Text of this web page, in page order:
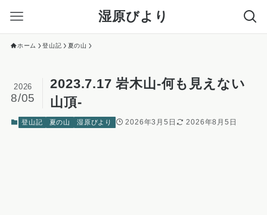
湿原びより
ホーム 登山記 夏の山
2023.7.17 岩木山-何も見えない
山頂-
2026
8/05
登山記 夏の山 湿原びより 2026年3月5日 2026年8月5日